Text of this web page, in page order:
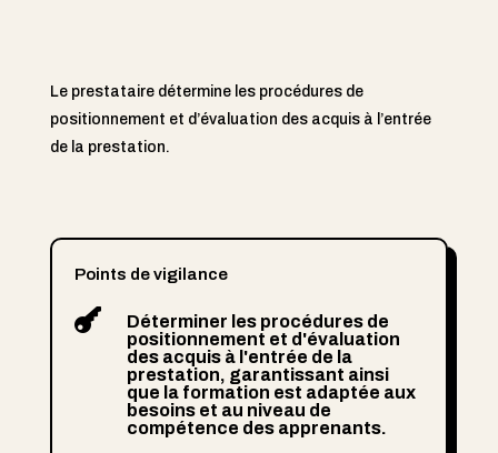
Le prestataire détermine les procédures de
positionnement et d’évaluation des acquis à l’entrée
de la prestation.
Points de vigilance

Déterminer les procédures de
positionnement et d'évaluation
des acquis à l'entrée de la
prestation, garantissant ainsi
que la formation est adaptée aux
besoins et au niveau de
compétence des apprenants.